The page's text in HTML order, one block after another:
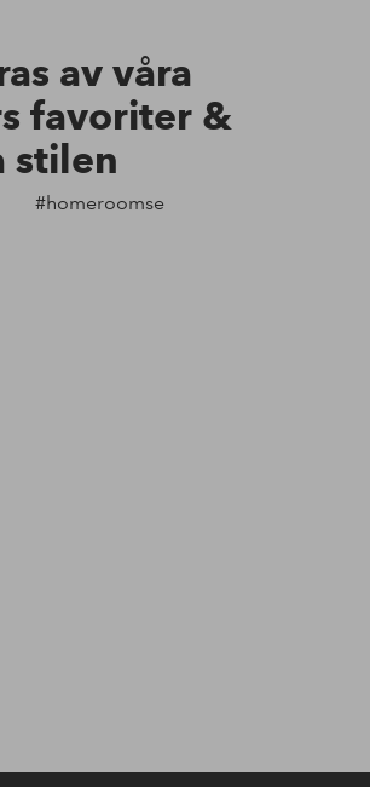
av våra
favoriter &
stilen
#homeroomse